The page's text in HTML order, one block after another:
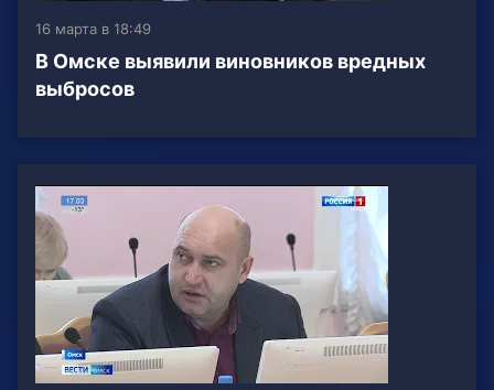
16 марта в 18:49
В Омске выявили виновников вредных
выбросов